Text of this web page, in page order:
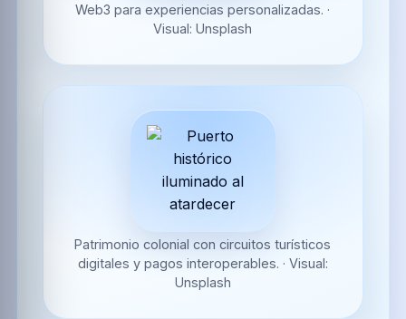
Web3 para experiencias personalizadas. ·
Visual: Unsplash
Patrimonio colonial con circuitos turísticos
digitales y pagos interoperables. · Visual:
Unsplash